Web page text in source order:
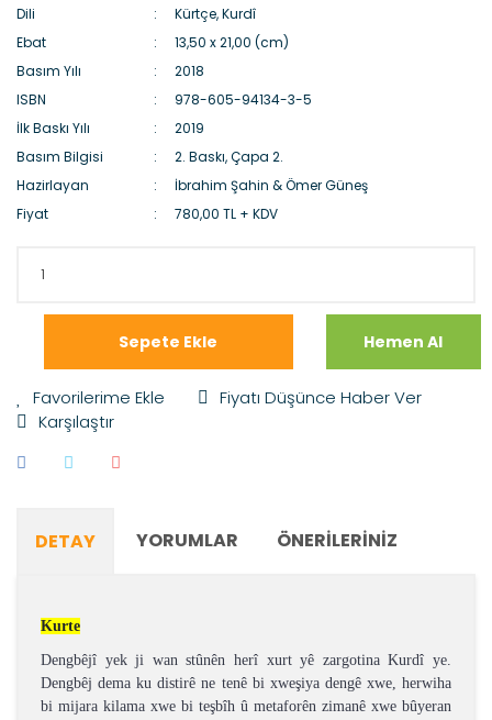
Dili
Kürtçe, Kurdî
Ebat
13,50 x 21,00 (cm)
Basım Yılı
2018
ISBN
978-605-94134-3-5
İlk Baskı Yılı
2019
Basım Bilgisi
2. Baskı, Çapa 2.
Hazirlayan
İbrahim Şahin & Ömer Güneş
Fiyat
780,00 TL + KDV
Sepete Ekle Hemen Al
Fiyatı Düşünce Haber Ver
Karşılaştır
DETAY YORUMLAR ÖNERILERINIZ
Kurte
Dengbêjî yek ji wan stûnên herî xurt yê zargotina Kurdî ye.
Dengbêj dema ku distirê ne tenê bi xweşiya dengê xwe, herwiha
bi mijara kilama xwe bi teşbîh û metaforên zimanê xwe bûyeran